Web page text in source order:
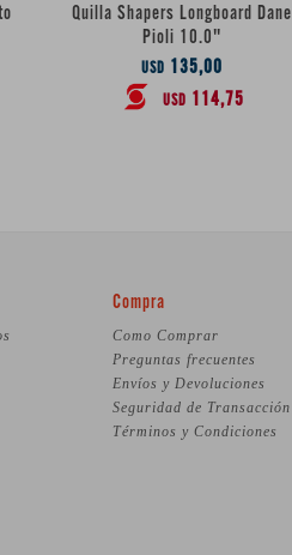
Quilla Shapers Longboard Dane
Pioli 10.0"
USD 135,00
USD 114,75
Compra
Como Comprar
Preguntas frecuentes
Envíos y Devoluciones
Seguridad de Transacción
Términos y Condiciones